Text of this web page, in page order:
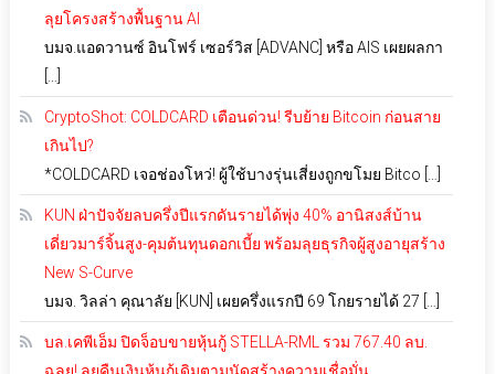
ลุยโครงสร้างพื้นฐาน AI
บมจ.แอดวานซ์ อินโฟร์ เซอร์วิส [ADVANC] หรือ AIS เผยผลกา
CryptoShot: COLDCARD เตือนด่วน! รีบย้าย Bitcoin ก่อนสาย
เกินไป?
*COLDCARD เจอช่องโหว่! ผู้ใช้บางรุ่นเสี่ยงถูกขโมย Bitco […]
KUN ฝ่าปัจจัยลบครึ่งปีแรกดันรายได้พุ่ง 40% อานิสงส์บ้าน
เดี่ยวมาร์จิ้นสูง-คุมต้นทุนดอกเบี้ย พร้อมลุยธุรกิจผู้สูงอายุสร้าง
New S-Curve
บมจ. วิลล่า คุณาลัย [KUN] เผยครึ่งแรกปี 69 โกยรายได้ 27 […]
บล.เคพีเอ็ม ปิดจ็อบขายหุ้นกู้ STELLA-RML รวม 767.40 ลบ.
ฉลุย! ลุยคืนเงินหุ้นกู้เดิมตามนัดสร้างความเชื่อมั่น